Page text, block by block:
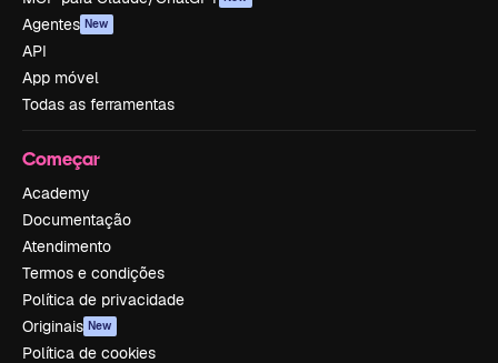
Agentes New
API
App móvel
Todas as ferramentas
Começar
Academy
Documentação
Atendimento
Termos e condições
Política de privacidade
Originais New
Política de cookies